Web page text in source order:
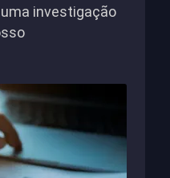
investigação